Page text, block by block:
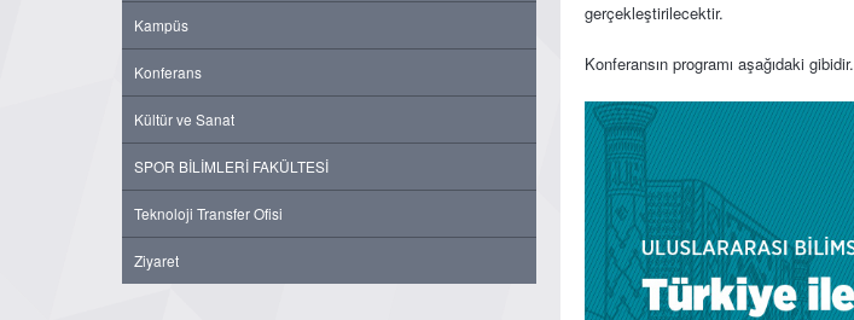
Kampüs
Konferans
Kültür ve Sanat
SPOR BİLİMLERİ FAKÜLTESİ
Teknoloji Transfer Ofisi
Ziyaret
gerçekleştirilecektir.
Konferansın programı aşağıdaki gibidir.